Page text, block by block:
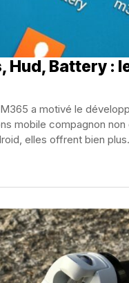
Hud, Battery :
a motivé le
mobile compagnon
elles offrent bien